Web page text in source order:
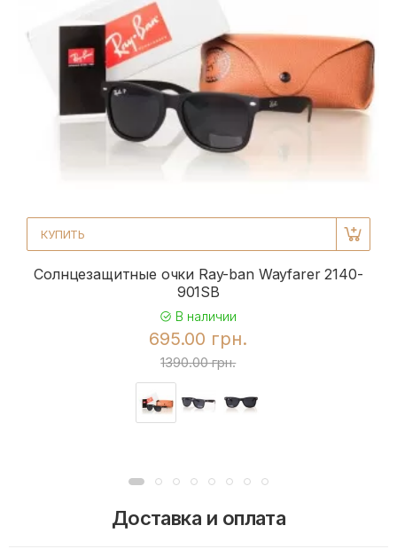
КУПИТЬ
Солнцезащитные очки Ray-ban Wayfarer 2140-
901SB
В наличии
695.00 грн.
1390.00 грн.
Доставка и оплата